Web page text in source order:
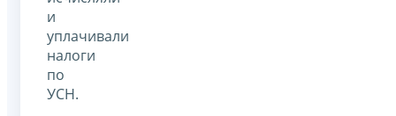
и
уплачивали
налоги
по
УСН.